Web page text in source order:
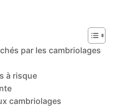
par les cambriolages
à risque
cambriolages